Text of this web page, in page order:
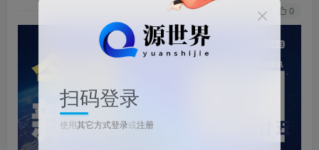
0
扫码登录
使用其它方式登录或注册